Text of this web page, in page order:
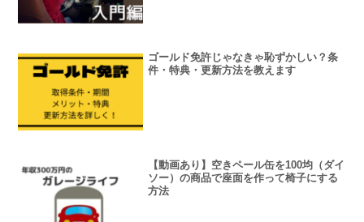
ゴールド免許じゃなきゃ恥ずかしい？条
件・特典・更新方法を教えます
【動画あり】空きペール缶を100均（ダイ
ソー）の商品で座面を作って椅子にする
方法